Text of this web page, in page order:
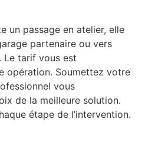
un passage en atelier, elle
partenaire ou vers
Le tarif vous est
opération. Soumettez votre
vous
de la meilleure solution.
étape de l’intervention.